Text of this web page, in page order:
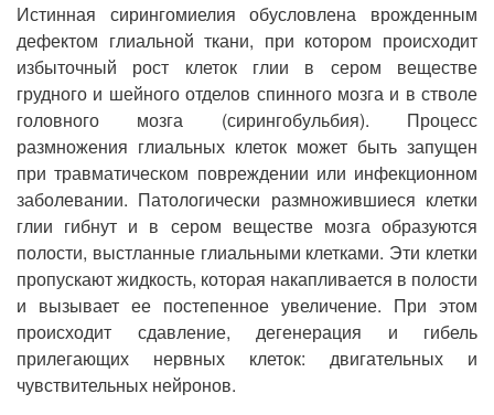
Истинная сирингомиелия обусловлена врожденным
дефектом глиальной ткани, при котором происходит
избыточный рост клеток глии в сером веществе
грудного и шейного отделов спинного мозга и в стволе
головного мозга (сирингобульбия). Процесс
размножения глиальных клеток может быть запущен
при травматическом повреждении или инфекционном
заболевании. Патологически размножившиеся клетки
глии гибнут и в сером веществе мозга образуются
полости, выстланные глиальными клетками. Эти клетки
пропускают жидкость, которая накапливается в полости
и вызывает ее постепенное увеличение. При этом
происходит сдавление, дегенерация и гибель
прилегающих нервных клеток: двигательных и
чувствительных нейронов.